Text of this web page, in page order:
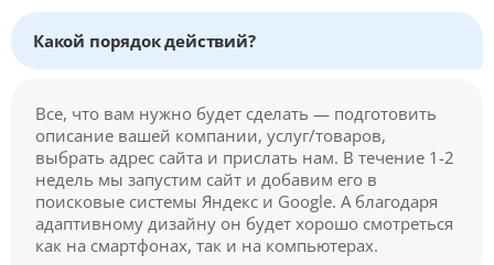
Какой порядок действий?
Все, что вам нужно будет сделать — подготовить
описание вашей компании, услуг/товаров,
выбрать адрес сайта и прислать нам. В течение 1-2
недель мы запустим сайт и добавим его в
поисковые системы Яндекс и Google. А благодаря
адаптивному дизайну он будет хорошо смотреться
как на смартфонах, так и на компьютерах.